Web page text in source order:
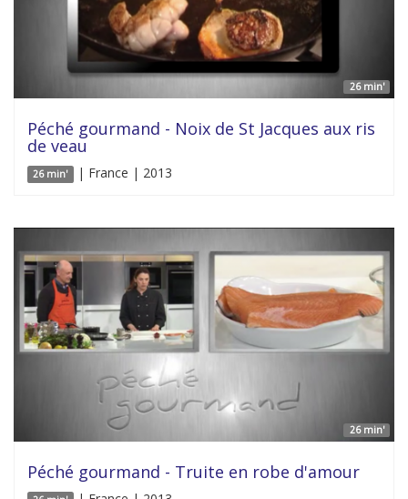
26 min'
Péché gourmand - Noix de St Jacques aux ris
de veau
26 min' | France | 2013
26 min'
Péché gourmand - Truite en robe d'amour